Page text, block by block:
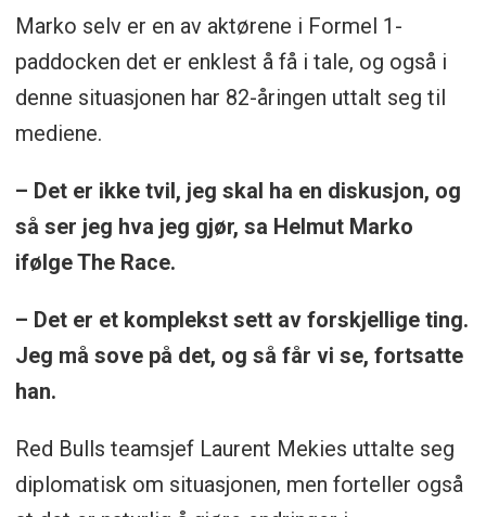
Marko selv er en av aktørene i Formel 1-
paddocken det er enklest å få i tale, og også i
denne situasjonen har 82-åringen uttalt seg til
mediene.
– Det er ikke tvil, jeg skal ha en diskusjon, og
så ser jeg hva jeg gjør, sa Helmut Marko
ifølge The Race.
– Det er et komplekst sett av forskjellige ting.
Jeg må sove på det, og så får vi se, fortsatte
han.
Red Bulls teamsjef Laurent Mekies uttalte seg
diplomatisk om situasjonen, men forteller også